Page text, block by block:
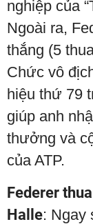
nghiệp của
Ngoài ra,
thắng (5
Chức vô
hiệu thứ 79
giúp anh
thưởng và
của ATP.
Federer
Halle: Ngay